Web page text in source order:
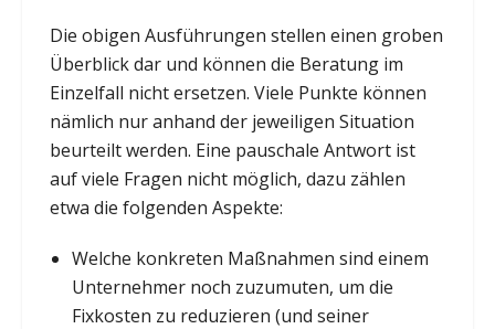
Die obigen Ausführungen stellen einen groben
Überblick dar und können die Beratung im
Einzelfall nicht ersetzen. Viele Punkte können
nämlich nur anhand der jeweiligen Situation
beurteilt werden. Eine pauschale Antwort ist
auf viele Fragen nicht möglich, dazu zählen
etwa die folgenden Aspekte:
Welche konkreten Maßnahmen sind einem
Unternehmer noch zuzumuten, um die
Fixkosten zu reduzieren (und seiner